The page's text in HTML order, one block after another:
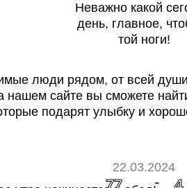
Неважно какой
день, главное,
той ноги!
люди рядом, от всей
нашем сайте вы сможете
подарят улыбку и
22.03.2024